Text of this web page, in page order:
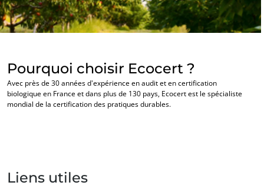
Pourquoi choisir Ecocert ?
Avec près de 30 années d'expérience en audit et en certification
biologique en France et dans plus de 130 pays, Ecocert est le spécialiste
mondial de la certification des pratiques durables.
Liens utiles